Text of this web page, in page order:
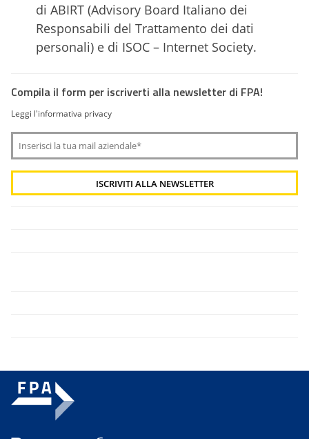
di ABIRT (Advisory Board Italiano dei
Responsabili del Trattamento dei dati
personali) e di ISOC – Internet Society.
Compila il form per iscriverti alla newsletter di FPA!
Leggi l'informativa privacy